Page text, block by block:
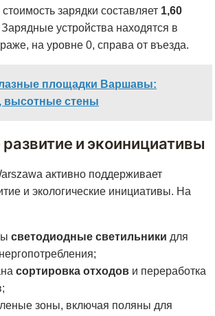
зарядки составляет 1,60
Зарядные устройства находятся в
на уровне 0, справа от въезда.
площадки Варшавы:
высотные стены
и экоинициативы
активно поддерживает
и экологические инициативы. На
светодиодные светильники для
сортировка отходов и переработка
зоны, включая поляны для